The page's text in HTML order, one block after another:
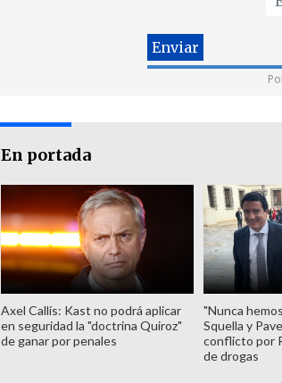
En portada
Axel Callís: Kast no podrá aplicar
en seguridad la "doctrina Quiroz"
de ganar por penales
"Nunca
Squella y
conflicto por
de drogas